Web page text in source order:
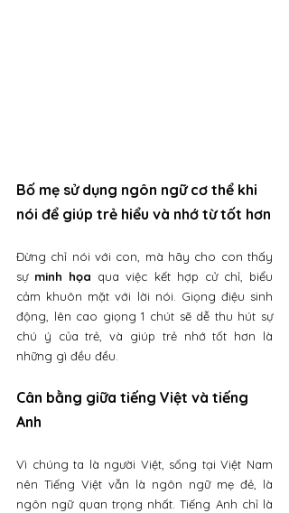
Bố mẹ sử dụng ngôn ngữ cơ thể khi
nói để giúp trẻ hiểu và nhớ từ tốt hơn
Đừng chỉ nói với con, mà hãy cho con thấy
sự minh họa qua việc kết hợp cử chỉ, biểu
cảm khuôn mặt với lời nói. Giọng điệu sinh
động, lên cao giọng 1 chút sẽ dễ thu hút sự
chú ý của trẻ, và giúp trẻ nhớ tốt hơn là
những gì đều đều.
Cân bằng giữa tiếng Việt và tiếng
Anh
Vì chúng ta là người Việt, sống tại Việt Nam
nên Tiếng Việt vẫn là ngôn ngữ mẹ đẻ, là
ngôn ngữ quan trọng nhất. Tiếng Anh chỉ là